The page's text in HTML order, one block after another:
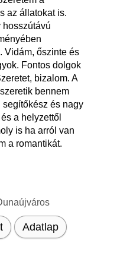
az állatokat is.
hosszútávú
Vidám, őszinte és
Fontos dolgok
bizalom. A
bennem
segítőkész és nagy
a helyzettől
is ha arról van
a romantikát.
Adatlap